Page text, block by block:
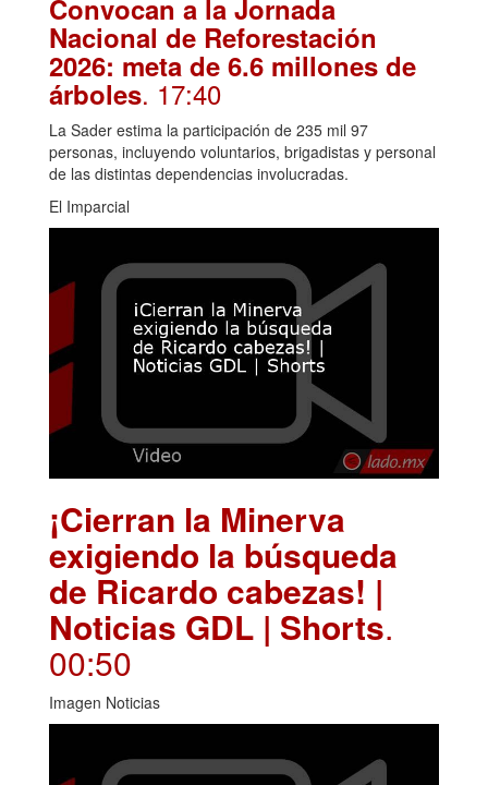
Convocan a la Jornada
Nacional de Reforestación
2026: meta de 6.6 millones de
árboles. 17:40
La Sader estima la participación de 235 mil 97
personas, incluyendo voluntarios, brigadistas y personal
de las distintas dependencias involucradas.
El Imparcial
¡Cierran la Minerva
exigiendo la búsqueda
de Ricardo cabezas! |
Noticias GDL | Shorts.
00:50
Imagen Noticias